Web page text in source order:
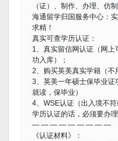
（证）、制作、办理、仿
海通留学归国服务中心：
求精！
真实可查学历认证：
1、真实留信网认证（网
功入库）；
2、购买英美真实学籍（不
3、英美一年硕士保毕业证
就读，保毕业）
4、WSE认证（出入境不
学历认证的话，必须要办
— — — — — — — — —
《认证材料》：